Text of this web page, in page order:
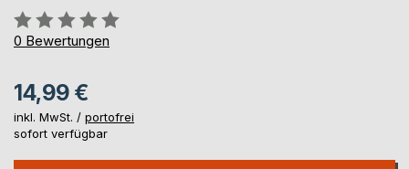
Bewertung::
0%
0 Bewertungen
14,99 €
inkl. MwSt. / portofrei
sofort verfügbar